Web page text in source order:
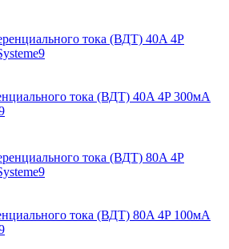
тока (ВДТ) 40A 4P 300мА
тока (ВДТ) 80A 4P 100мА